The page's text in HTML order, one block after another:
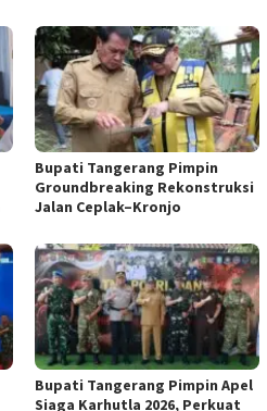
Bupati Tangerang Pimpin
Groundbreaking Rekonstruksi
Jalan Ceplak–Kronjo
Bupati Tangerang Pimpin Apel
Siaga Karhutla 2026, Perkuat